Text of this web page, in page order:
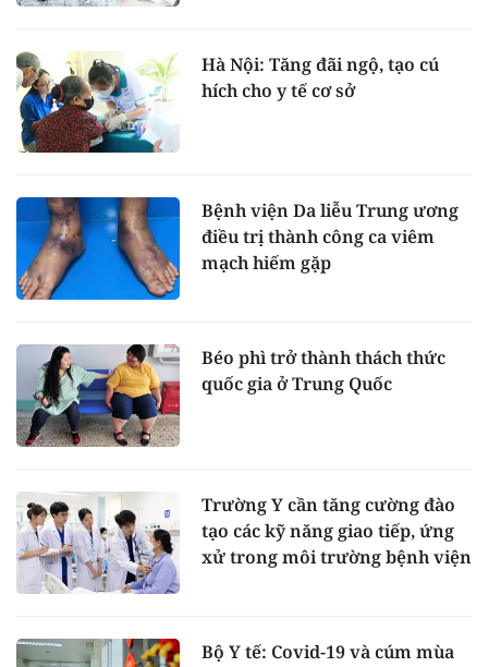
Hà Nội: Tăng đãi ngộ, tạo cú
hích cho y tế cơ sở
Bệnh viện Da liễu Trung ương
điều trị thành công ca viêm
mạch hiếm gặp
Béo phì trở thành thách thức
quốc gia ở Trung Quốc
Trường Y cần tăng cường đào
tạo các kỹ năng giao tiếp, ứng
xử trong môi trường bệnh viện
Bộ Y tế: Covid-19 và cúm mùa